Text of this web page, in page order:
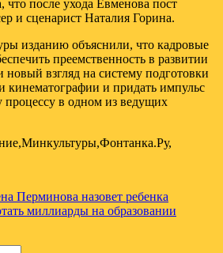
что после ухода Евменова пост
и сценарист Наталия Горина.
изданию объяснили, что кадровые
преемственность в развитии
взгляд на систему подготовки
кинематографии и придать импульс
процессу в одном из ведущих
Перминова назовет ребенка
миллиарды на образовании